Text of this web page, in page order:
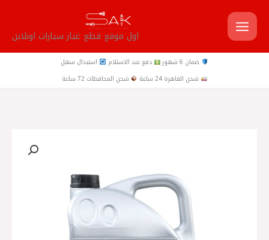
تخطي
إلى
المحتوى
اول موقع قطع غيار سيارات اونلاين
ضمان 6 شهور دفع عند الاستلام
استبدال سهل
شحن القاهرة 24 ساعة
شحن المحافظات 72 ساعة